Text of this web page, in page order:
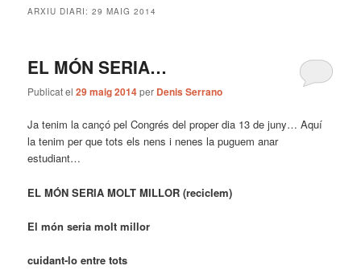
principal
secundari
ARXIU DIARI:29 MAIG 2014
EL MÓN SERIA…
Publicat el29 maig 2014per Denis Serrano
Ja tenim la cançó pel Congrés del proper dia 13 de juny… Aquí
la tenim per que tots els nens i nenes la puguem anar
estudiant…
EL MÓN SERIA MOLT MILLOR (reciclem)
El món seria molt millor
cuidant-lo entre tots